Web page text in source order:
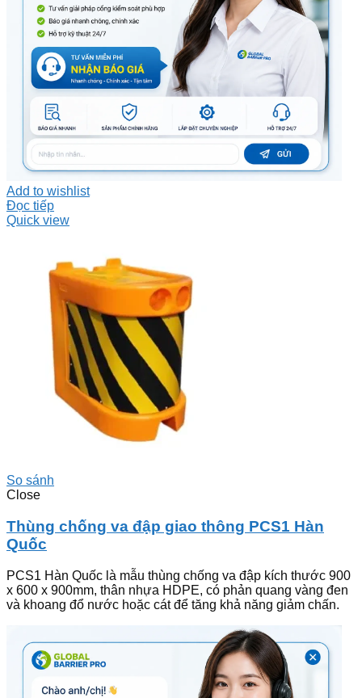
Add to wishlist
Đọc tiếp
Quick view
So sánh
Close
Thùng chống va đập giao thông PCS1 Hàn
Quốc
PCS1 Hàn Quốc là mẫu thùng chống va đập kích thước 900
x 600 x 900mm, thân nhựa HDPE, có phản quang vàng đen
và khoang đổ nước hoặc cát để tăng khả năng giảm chấn.